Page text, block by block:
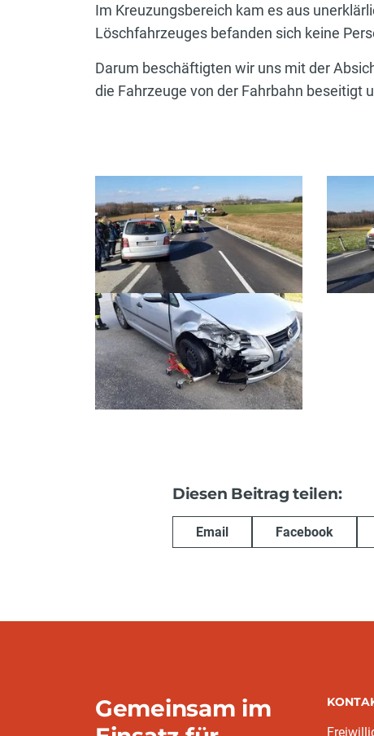
Im Kreuzungsbereich kam es aus
Löschfahrzeuges befanden sich keine
Darum beschäftigten wir uns mit der
die Fahrzeuge von der Fahrbahn beseitigt
Diesen Beitrag teilen:
Email Facebook
Gemeinsam im